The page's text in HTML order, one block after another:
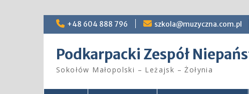
Skip
+48 604 888 796 szkola@muzyczna.com.pl
Podkarpacki Zespół
Sokołów Małopolski – Leżajsk – Żołynia